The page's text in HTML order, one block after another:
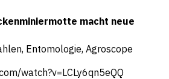
macht neue
Entomologie, Agroscope
watch?v=LCLy6qn5eQQ